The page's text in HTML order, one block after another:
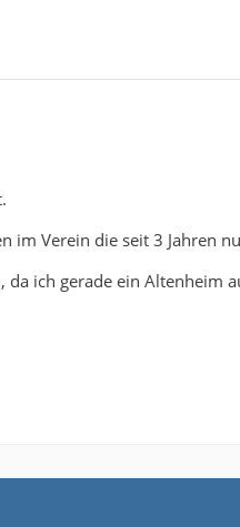
im Verein die seit 3 Jahren
ich gerade ein Altenheim